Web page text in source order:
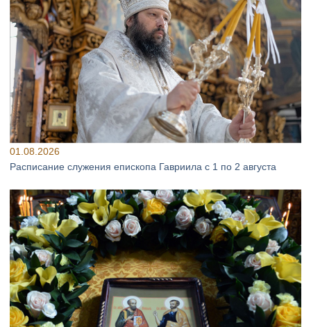
01.08.2026
Расписание служения епископа Гавриила с 1 по 2 августа